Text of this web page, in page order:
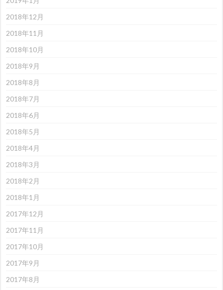
2018年12月
2018年11月
2018年10月
2018年9月
2018年8月
2018年7月
2018年6月
2018年5月
2018年4月
2018年3月
2018年2月
2018年1月
2017年12月
2017年11月
2017年10月
2017年9月
2017年8月